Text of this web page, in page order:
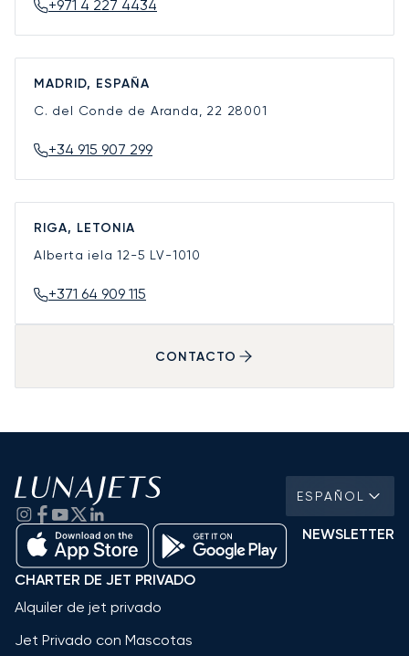
+971 4 227 4434
MADRID, ESPAÑA
C. del Conde de Aranda, 22 28001
+34 915 907 299
RIGA, LETONIA
Alberta iela 12-5 LV-1010
+371 64 909 115
CONTACTO
ESPAÑOL
NEWSLETTER
CHARTER DE JET PRIVADO
Alquiler de jet privado
Jet Privado con Mascotas